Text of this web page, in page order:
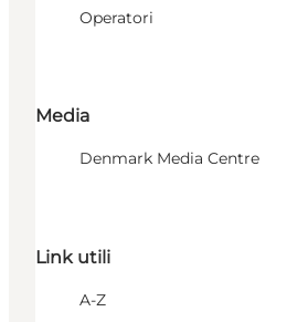
Operatori
Media
Denmark Media Centre
Link utili
A-Z